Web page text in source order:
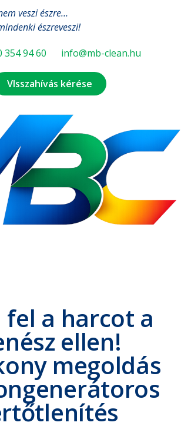
veszi észre…
észreveszi!
354 94 60
info@mb-clean.hu
VIsszahívás kérése
fel a harcot a
ellen!
megoldás